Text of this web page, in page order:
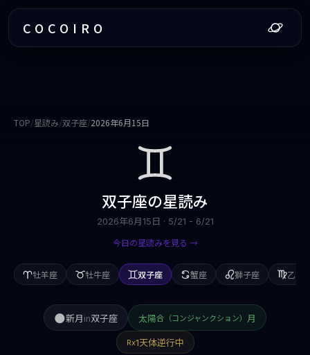
COCOIRO
TOP/星読み/双子座/2026年6月15日
双子座の星読み
2026年6月15日 · 5/21 - 6/21
今日の星読みを見る →
牡羊座 牡牛座 双子座 蟹座 獅子座 乙女
🌑新月in双子座 太陽合（コンジャンクション） 月
Rx1天体逆行中